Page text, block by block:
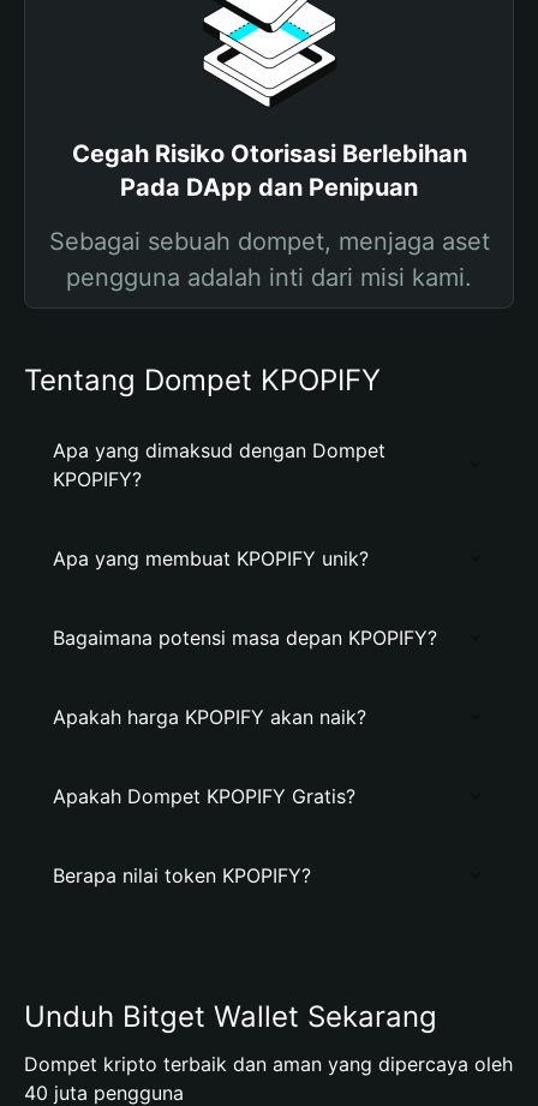
Cegah Risiko Otorisasi Berlebihan
Pada DApp dan Penipuan
Sebagai sebuah dompet, menjaga aset
pengguna adalah inti dari misi kami.
Tentang Dompet KPOPIFY
Apa yang dimaksud dengan Dompet
KPOPIFY?
Apa yang membuat KPOPIFY unik?
Bagaimana potensi masa depan KPOPIFY?
Apakah harga KPOPIFY akan naik?
Apakah Dompet KPOPIFY Gratis?
Berapa nilai token KPOPIFY?
Unduh Bitget Wallet Sekarang
Dompet kripto terbaik dan aman yang dipercaya oleh
40 juta pengguna